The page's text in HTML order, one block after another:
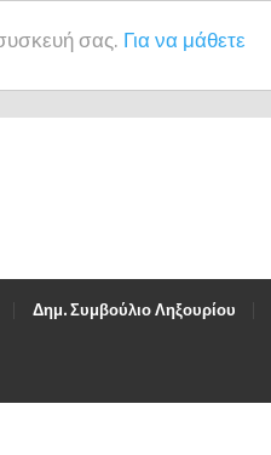
σας. Για να μάθετε
Δημ. Συμβούλιο Ληξουρίου